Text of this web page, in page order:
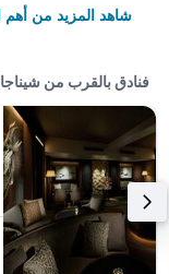
شاهد المزيد من أهم
فنادق بالقرب من